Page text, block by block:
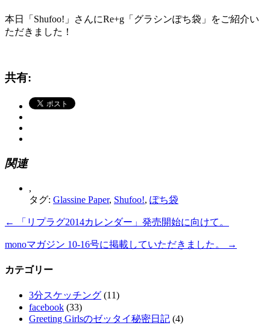
本日「Shufoo!」さんにRe+g「グラシンぽち袋」をご紹介い
ただきました！
共有:
関連
,
タグ: Glassine Paper, Shufoo!, ぽち袋
← 「リプラグ2014カレンダー」発売開始に向けて。
monoマガジン 10-16号に掲載していただきました。 →
カテゴリー
3分スケッチング (11)
facebook (33)
Greeting Girlsのゼッタイ秘密日記 (4)